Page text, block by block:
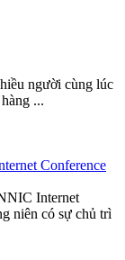
người cùng lúc
...
Conference
Internet
niên có sự chủ trì